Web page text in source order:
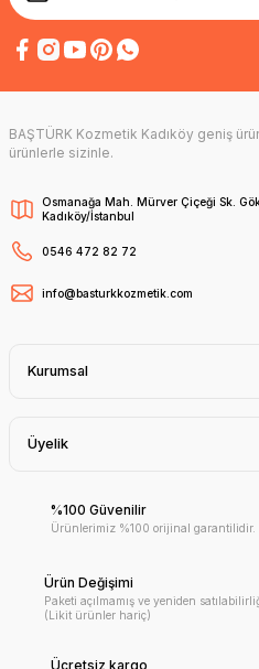
BAŞTÜRK Kozmetik Kadıköy geniş
ürünlerle sizinle.
Osmanağa Mah. Mürver Çiçeği Sk.
Kadıköy/İstanbul
0546 472 82 72
info@basturkkozmetik.com
Kurumsal
Üyelik
%100 Güvenilir
Ürünlerimiz %100 orijinal garantilidir.
Ürün Değişimi
Paketi açılmamış ve yeniden
(Likit ürünler hariç)
Ücretsiz kargo